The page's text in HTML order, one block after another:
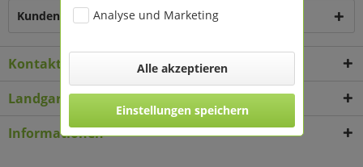
Kunden haben sich ebenfalls angesehen
Kontakt
Landgard Deko & Floristikbedarf
Informationen
Analyse und Marketing
Alle akzeptieren
Einstellungen speichern